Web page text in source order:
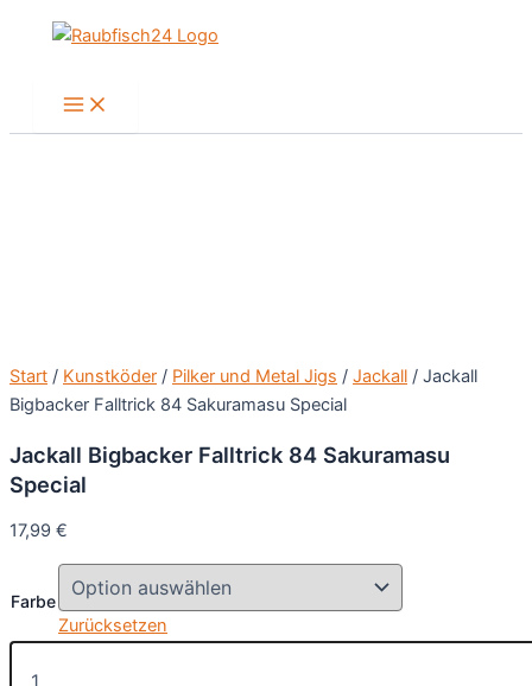
Main
Menu
Start / Kunstköder / Pilker und Metal Jigs / Jackall / Jackall
Bigbacker Falltrick 84 Sakuramasu Special
Jackall Bigbacker Falltrick 84 Sakuramasu
Special
17,99 €
Farbe
Zurücksetzen
Jackall
Bigbacker